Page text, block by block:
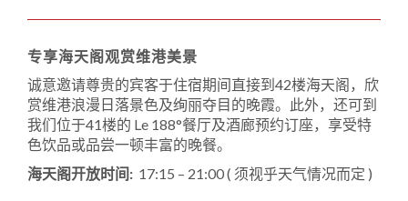
专享海天阁观赏维港美景
诚意邀请尊贵的宾客于住宿期间直接到42楼海天阁，欣
赏维港浪漫日落景色及绚丽夺目的晚霞。此外，还可到
我们位于41楼的 Le 188°餐厅及酒廊预约订座，享受特
色饮品或品尝一顿丰富的晚餐。
海天阁开放时间: 17:15 – 21:00 ( 须视乎天气情况而定 )